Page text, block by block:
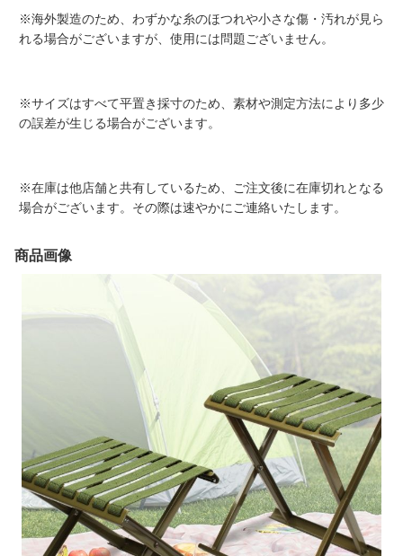
※海外製造のため、わずかな糸のほつれや小さな傷・汚れが見ら
れる場合がございますが、使用には問題ございません。
※サイズはすべて平置き採寸のため、素材や測定方法により多少
の誤差が生じる場合がございます。
※在庫は他店舗と共有しているため、ご注文後に在庫切れとなる
場合がございます。その際は速やかにご連絡いたします。
商品画像